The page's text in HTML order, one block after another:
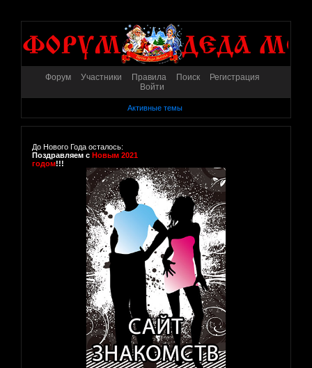
Форум Участники Правила Поиск
Регистрация
Войти
Активные темы
До Нового Года осталось:
Поздравляем с Новым 2021
годом!!!